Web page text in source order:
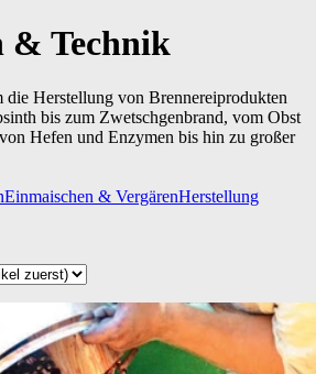
& Technik
die Herstellung von Brennereiprodukten
bis zum Zwetschgenbrand, vom Obst
Hefen und Enzymen bis hin zu großer
Einmaischen & VergärenHerstellung